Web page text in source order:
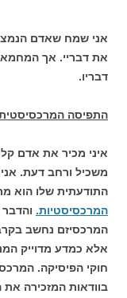
אני שמח שאדם
את דבריי. אך
דבריו.
התפיסה
איני מכיר את אדם
משכיל ורחב דעת.
התודעתית שלו הוא
המרכסיסטיות. והדבר
המרכסיזם נחשב
אלא כמדע מדוייק
חוקי הפיסיקה.
בוודאות המזכירה את